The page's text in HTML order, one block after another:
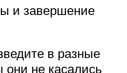
и завершение
в разные
они не касались